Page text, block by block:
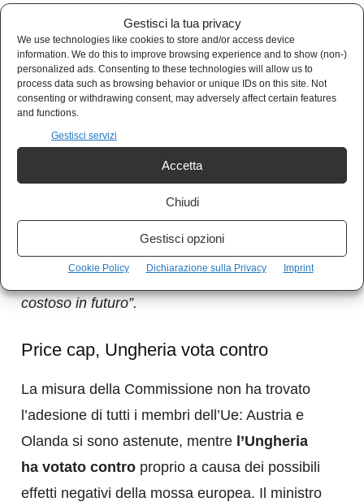
Gestisci la tua privacy
We use technologies like cookies to store and/or access device
information. We do this to improve browsing experience and to show (non-)
personalized ads. Consenting to these technologies will allow us to
process data such as browsing behavior or unique IDs on this site. Not
consenting or withdrawing consent, may adversely affect certain features
and functions.
Gestisci servizi
Accetta
Chiudi
Gestisci opzioni
Cookie Policy Dichiarazione sulla Privacy Imprint
prezzi sono superiori ai limiti in Europa, proprio
mentre la domanda della Cina si risveglia con
l’allentamento delle restrizioni Zero Covid”.
Frank van Doorn, capo del commercio presso
la Vattenfall Energy Trading GmbH – società
leader nel commercio di energia in Europa – ha
la capacità della Cina di
rilanciare la crescita è un importante punto
interrogativo”,sostenendo che “il tetto del
prezzo europeo non sta influenzando il
mercato ora, ma renderà il commercio più
costoso in futuro”.
Price cap, Ungheria vota contro
La misura della Commissione non ha trovato
l’adesione di tutti i membri dell’Ue: Austria e
Olanda si sono astenute, mentre l’Ungheria
ha votato contro proprio a causa dei possibili
effetti negativi della mossa europea. Il ministro